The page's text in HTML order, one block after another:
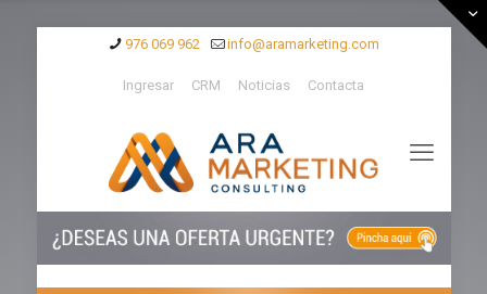
976 069 962 info@aramarketing.com
Ingresar CRM Noticias Contacta